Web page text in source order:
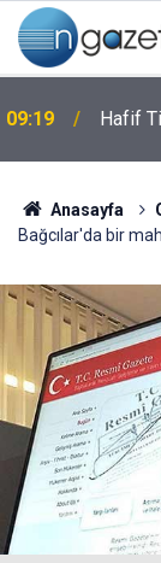
09:19 Hafif
Anasayfa
Bağcılar'da bir